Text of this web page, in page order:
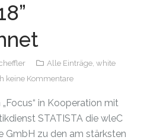
Alle Einträge, white
keine Kommentare
in Kooperation mit
STATISTA die wleC
GmbH zu den am stärksten